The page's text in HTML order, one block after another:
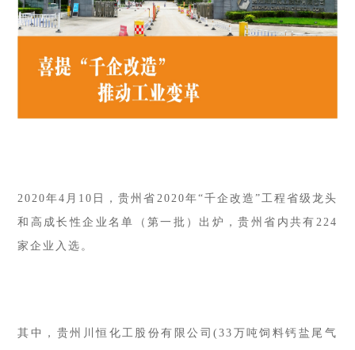
2020年4月10日
，贵州省2020年“千企改造”工程省级龙头
和高成长性企业名单（第一批）出炉，贵州省内共有224
家企业入选。
其中， 贵州川恒化工股份有限公司(33万吨饲料钙盐尾气